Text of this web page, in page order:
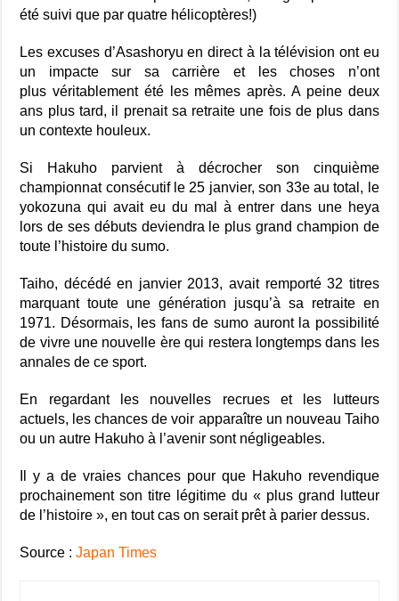
été suivi que par quatre hélicoptères!)
Les excuses d’Asashoryu en direct à la télévision ont eu
un impacte sur sa carrière et les choses n’ont
plus véritablement été les mêmes après. A peine deux
ans plus tard, il prenait sa retraite une fois de plus dans
un contexte houleux.
Si Hakuho parvient à décrocher son cinquième
championnat consécutif le 25 janvier, son 33e au total, le
yokozuna qui avait eu du mal à entrer dans une heya
lors de ses débuts deviendra le plus grand champion de
toute l’histoire du sumo.
Taiho, décédé en janvier 2013, avait remporté 32 titres
marquant toute une génération jusqu’à sa retraite en
1971. Désormais, les fans de sumo auront la possibilité
de vivre une nouvelle ère qui restera longtemps dans les
annales de ce sport.
En regardant les nouvelles recrues et les lutteurs
actuels, les chances de voir apparaître un nouveau Taiho
ou un autre Hakuho à l’avenir sont négligeables.
Il y a de vraies chances pour que Hakuho revendique
prochainementson titre légitime du « plus grand lutteur
de l’histoire », en tout cas on serait prêt à parier dessus.
Source :Japan Times